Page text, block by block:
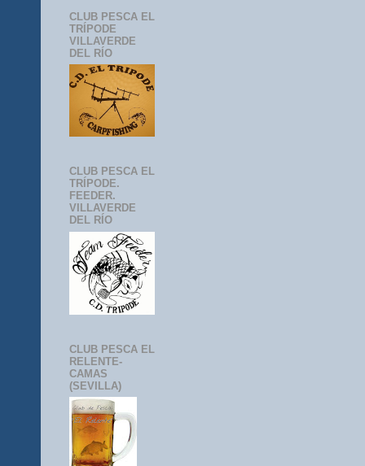
CLUB PESCA EL
TRÍPODE
VILLAVERDE
DEL RÍO
CLUB PESCA EL
TRÍPODE.
FEEDER.
VILLAVERDE
DEL RÍO
CLUB PESCA EL
RELENTE-
CAMAS
(SEVILLA)